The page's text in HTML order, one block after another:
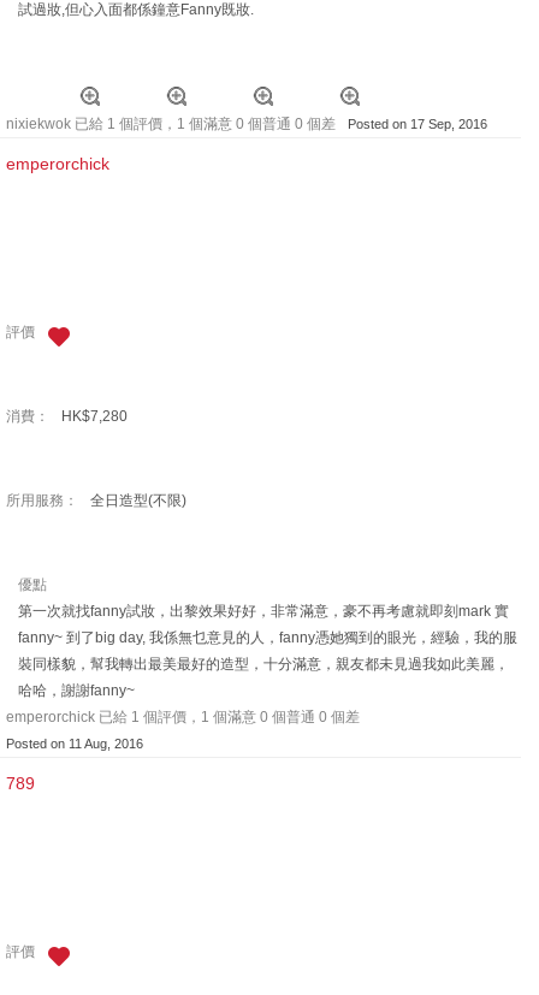
試過妝,但心入面都係鐘意Fanny既妝.
nixiekwok 已給 1 個評價，1 個滿意 0 個普通 0 個差 Posted on 17 Sep, 2016
emperorchick
評價
消費： HK$7,280
所用服務： 全日造型(不限)
優點
第一次就找fanny試妝，出黎效果好好，非常滿意，豪不再考慮就即刻mark 實
fanny~ 到了big day, 我係無乜意見的人，fanny憑她獨到的眼光，經驗，我的服
裝同樣貌，幫我轉出最美最好的造型，十分滿意，親友都未見過我如此美麗，
哈哈，謝謝fanny~
emperorchick 已給 1 個評價，1 個滿意 0 個普通 0 個差
Posted on 11 Aug, 2016
789
評價